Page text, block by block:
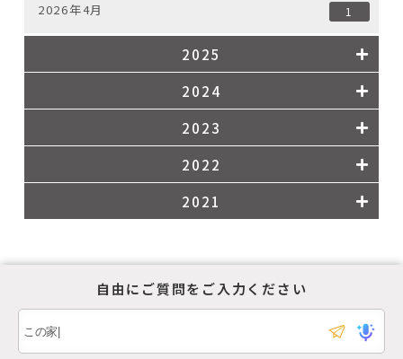
2026年4月 1
2025
2024
2023
2022
2021
自由にご質問をご入力ください